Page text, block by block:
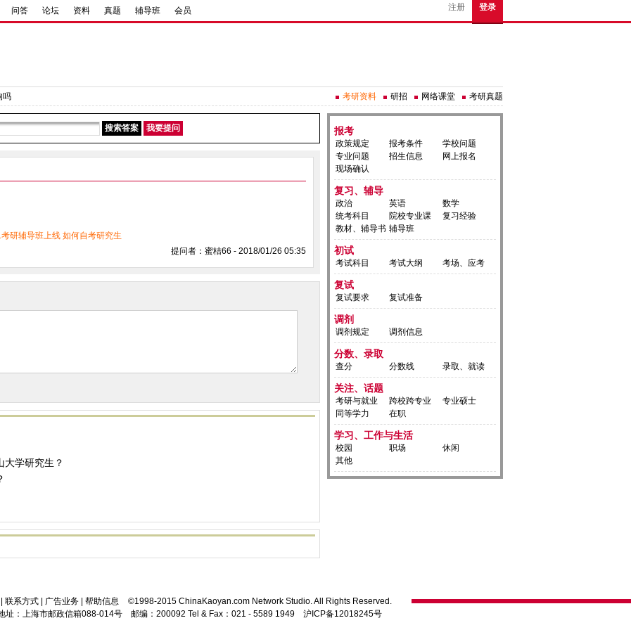
问答 论坛 资料 真题 辅导班 会员 注册 登录
吗 考研资料 研招 网络课堂 考研真题
研辅导班上线 如何自考研究生
提问者：蜜桔66 - 2018/01/26 05:35
大学研究生？
报考
政策规定 报考条件
学校问题
专业问题
招生信息
网上报名
现场确认
复习、辅导
政治 英语
数学
统考科目
院校专业课
复习经验
教材、辅导书 辅导班
初试
考试科目 考试大纲 考场、应考
复试
复试要求 复试准备
调剂
调剂规定 调剂信息
分数、录取
查分 分数线 录取、就读
关注、话题
考研与就业 跨校跨专业
专业硕士
同等学力
在职
学习、工作与生活
校园 职场
休闲
其他
联系方式 广告业务 帮助信息
©1998-2015 ChinaKaoyan.com Network Studio. All Rights Reserved.
址：上海市邮政信箱088-014号 邮编：200092 Tel & Fax：021 - 5589 1949 沪ICP备12018245号